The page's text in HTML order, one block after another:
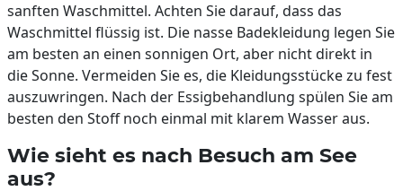
sanften Waschmittel. Achten Sie darauf, dass das
Waschmittel flüssig ist. Die nasse Badekleidung legen Sie
am besten an einen sonnigen Ort, aber nicht direkt in
die Sonne. Vermeiden Sie es, die Kleidungsstücke zu fest
auszuwringen. Nach der Essigbehandlung spülen Sie am
besten den Stoff noch einmal mit klarem Wasser aus.
Wie sieht es nach Besuch am See
aus?